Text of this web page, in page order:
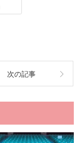
次の記事